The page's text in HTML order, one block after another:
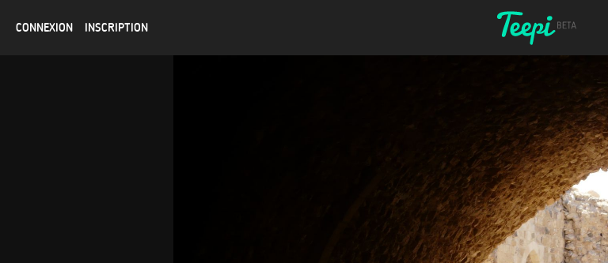
CONNEXION INSCRIPTION